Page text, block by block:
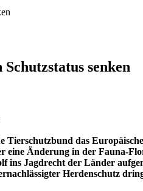
senken
Tierschutzbund das
eine Änderung in der Fauna-
ins Jagdrecht der Länder
Herdenschutz